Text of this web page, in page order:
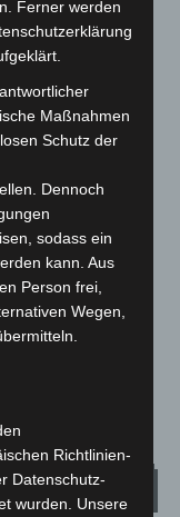
neue
beim Roten
über
Bagger-Unfall
Ferner werden
Maßnahmen
Schutz der
Dennoch
sodass ein
kann. Aus
Person frei,
Wegen,
Richtlinien-
Datenschutz-
wurden. Unsere